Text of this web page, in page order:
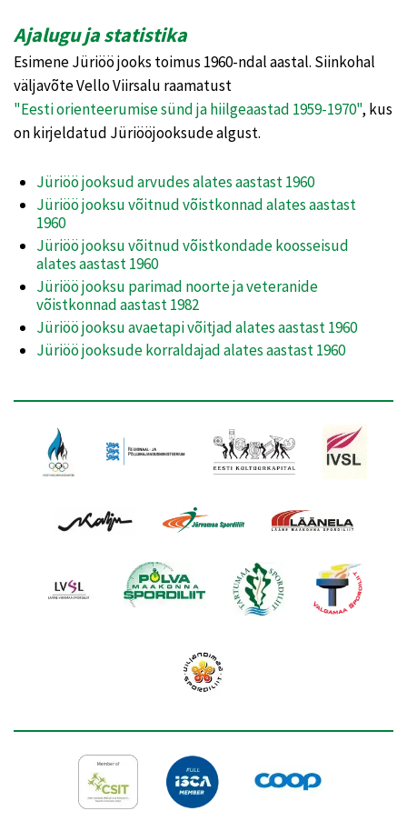
Ajalugu ja statistika
Esimene Jüriöö jooks toimus 1960-ndal aastal. Siinkohal
väljavõte Vello Viirsalu raamatust
"Eesti orienteerumise sünd ja hiilgeaastad 1959-1970", kus
on kirjeldatud Jüriööjooksude algust.
Jüriöö jooksud arvudes alates aastast 1960
Jüriöö jooksu võitnud võistkonnad alates aastast
1960
Jüriöö jooksu võitnud võistkondade koosseisud
alates aastast 1960
Jüriöö jooksu parimad noorte ja veteranide
võistkonnad aastast 1982
Jüriöö jooksu avaetapi võitjad alates aastast 1960
Jüriöö jooksude korraldajad alates aastast 1960